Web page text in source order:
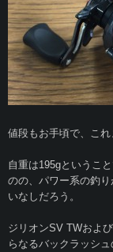
値段もお手頃で、これ
自重は195gというこ
のの、パワー系の釣
いなしだろう。
ジリオンSV TWおよ
らなるバックラッシ